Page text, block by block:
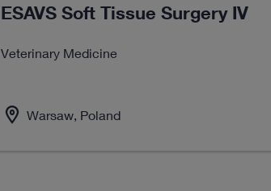
ESAVS Soft Tissue Surgery IV
Veterinary Medicine
Warsaw, Poland